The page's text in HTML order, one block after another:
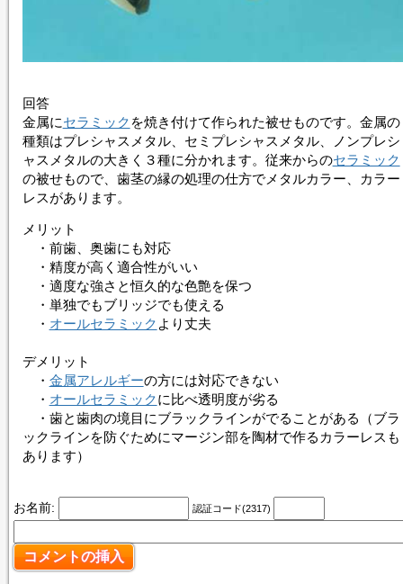
回答
金属にセラミック を焼き付けて作られた被せものです。金属の
種類はプレシャスメタル、セミプレシャスメタル、ノンプレシ
ャスメタルの大きく３種に分かれます。従来からのセラミック
の被せもので、歯茎の縁の処理の仕方でメタルカラー、カラー
レスがあります。
メリット
・前歯、奥歯にも対応
・精度が高く適合性がいい
・適度な強さと恒久的な色艶を保つ
・単独でもブリッジでも使える
・ オールセラミック より丈夫
デメリット
・ 金属アレルギーの方には対応できない
・ オールセラミックに比べ透明度が劣る
・歯と歯肉の境目にブラックラインがでることがある（ブラ
ックラインを防ぐためにマージン部を陶材で作るカラーレスも
あります）
お名前: 認証コード(2317)